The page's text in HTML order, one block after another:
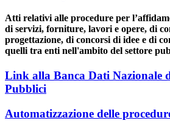
Atti relativi alle procedure per
di servizi, forniture, lavori e opere, di
progettazione, di concorsi di idee e di
quelli tra enti nell'ambito del settore
Link alla Banca Dati Nazionale
Pubblici
Automatizzazione delle